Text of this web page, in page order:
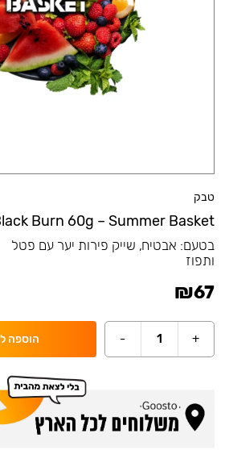
טבק
Burn 60g – Summer Basket
בטעם: אבטיח, שייק פירות יער עם פטל
ותפוז
₪67
+
1
- הוספה